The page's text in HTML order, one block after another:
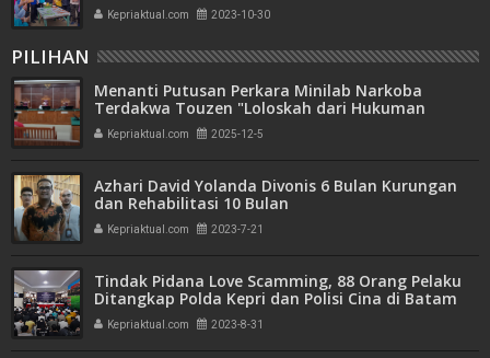
Kepriaktual.com 2023-10-30
PILIHAN
Menanti Putusan Perkara Minilab Narkoba
Terdakwa Touzen "Loloskah dari Hukuman
Seumur Hidup atau Mati"
Kepriaktual.com 2025-12-5
Azhari David Yolanda Divonis 6 Bulan Kurungan
dan Rehabilitasi 10 Bulan
Kepriaktual.com 2023-7-21
Tindak Pidana Love Scamming, 88 Orang Pelaku
Ditangkap Polda Kepri dan Polisi Cina di Batam
Kepriaktual.com 2023-8-31